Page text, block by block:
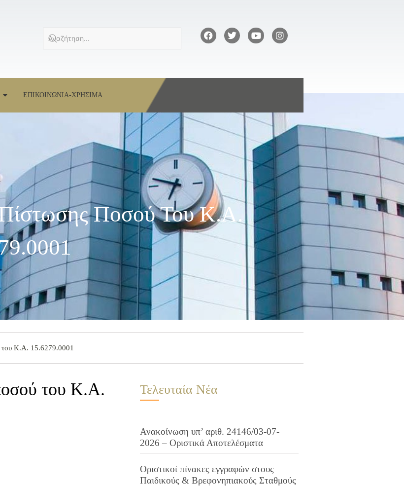
ΕΠΙΚΟΙΝΩΝΙΑ-ΧΡΗΣΙΜΑ
Πίστωσης Ποσού Του Κ.Α.
του Κ.Α. 15.6279.0001
του Κ.Α.
Τελευταία Νέα
Ανακοίνωση υπ’ αριθ. 24146/03-07-
2026 – Οριστικά Αποτελέσματα
Οριστικοί πίνακες εγγραφών στους
Παιδικούς & Βρεφονηπιακούς Σταθμούς